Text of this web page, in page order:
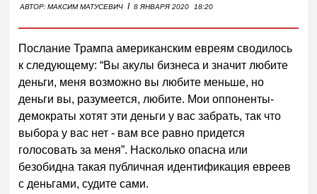
АВТОР:МАКСИМ МАТУСЕВИЧ I 8 ЯНВАРЯ 2020 18:20
Послание Трампа американским евреям сводилось
к следующему: “Вы акулы бизнеса и значит любите
деньги, меня возможно вы любите меньше, но
деньги вы, разумеется, любите. Мои оппоненты-
демократы хотят эти деньги у вас забрать, так что
выбора у вас нет - вам все равно придется
голосовать за меня”. Насколько опасна или
безобидна такая публичная идентификация евреев
с деньгами, судите сами.